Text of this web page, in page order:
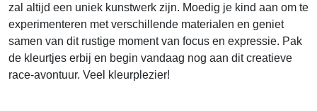
zal altijd een uniek kunstwerk zijn. Moedig je kind aan om te
experimenteren met verschillende materialen en geniet
samen van dit rustige moment van focus en expressie. Pak
de kleurtjes erbij en begin vandaag nog aan dit creatieve
race-avontuur. Veel kleurplezier!